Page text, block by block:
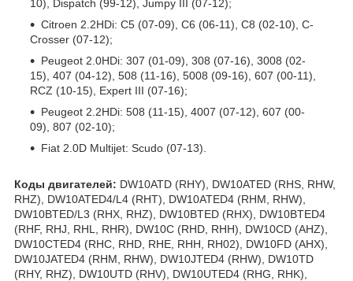
10), Dispatch (99-12), Jumpy III (07-12);
Citroen 2.2HDi: C5 (07-09), C6 (06-11), C8 (02-10), C-
Crosser (07-12);
Peugeot 2.0HDi: 307 (01-09), 308 (07-16), 3008 (02-
15), 407 (04-12), 508 (11-16), 5008 (09-16), 607 (00-11),
RCZ (10-15), Expert III (07-16);
Peugeot 2.2HDi: 508 (11-15), 4007 (07-12), 607 (00-
09), 807 (02-10);
Fiat 2.0D Multijet: Scudo (07-13).
Коды двигателей: DW10ATD (RHY), DW10ATED (RHS, RHW,
RHZ), DW10ATED4/L4 (RHT), DW10ATED4 (RHM, RHW),
DW10BTED/L3 (RHX, RHZ), DW10BTED (RHX), DW10BTED4
(RHF, RHJ, RHL, RHR), DW10C (RHD, RHH), DW10CD (AHZ),
DW10CTED4 (RHC, RHD, RHE, RHH, RH02), DW10FD (AHX),
DW10JATED4 (RHM, RHW), DW10JTED4 (RHW), DW10TD
(RHY, RHZ), DW10UTD (RHV), DW10UTED4 (RHG, RHK),